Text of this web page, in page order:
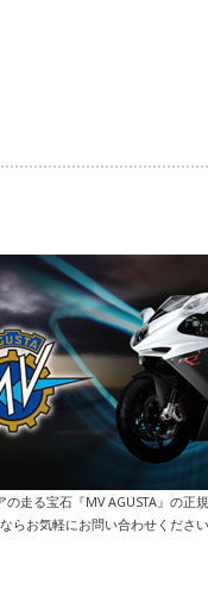
走る宝石『MV AGUSTA』の正規
らお気軽にお問い合わせください